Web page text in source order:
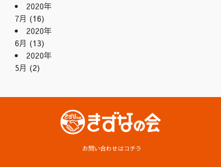
2020年
7月 (16)
2020年
6月 (13)
2020年
5月 (2)
お問い合わせはコチラ